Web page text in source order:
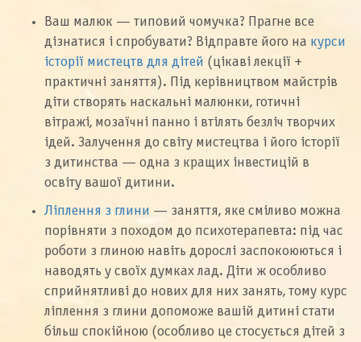
Ваш малюк — типовий чомучка? Прагне все
дізнатися і спробувати? Відправте його на курси
історії мистецтв для дітей (цікаві лекції +
практичні заняття). Під керівництвом майстрів
діти створять наскальні малюнки, готичні
вітражі, мозаїчні панно і втілять безліч творчих
ідей. Залучення до світу мистецтва і його історії
з дитинства — одна з кращих інвестицій в
освіту вашої дитини.
Ліплення з глини — заняття, яке сміливо можна
порівняти з походом до психотерапевта: під час
роботи з глиною навіть дорослі заспокоюються і
наводять у своїх думках лад. Діти ж особливо
сприйнятливі до нових для них занять, тому курс
ліплення з глини допоможе вашій дитині стати
більш спокійною (особливо це стосується дітей з